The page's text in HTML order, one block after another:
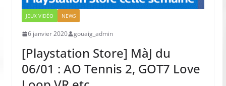
JEUX VIDÉO NEWS
6 janvier 2020 gouaig_admin
[Playstation Store] MàJ du
06/01 : AO Tennis 2, GOT7 Love